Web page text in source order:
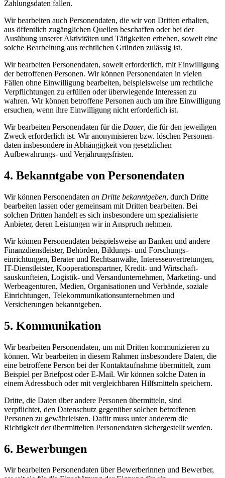
Zahlungs­daten fallen.
Wir bearbeiten auch Personen­daten, die wir von Dritten erhalten,
aus öffentlich zugänglichen Quellen beschaffen oder bei der
Ausübung unserer Aktivitäten und Tätigkeiten erheben, soweit eine
solche Bearbeitung aus rechtlichen Gründen zulässig ist.
Wir bearbeiten Personen­daten, soweit erforderlich, mit Einwilligung
der betroffenen Personen. Wir können Personen­daten in vielen
Fällen ohne Einwilligung bearbeiten, beispielsweise um rechtliche
Verpflichtungen zu erfüllen oder überwiegende Interessen zu
wahren. Wir können betroffene Personen auch um ihre Einwilligung
ersuchen, wenn ihre Einwilligung nicht erforderlich ist.
Wir bearbeiten Personen­daten für die Dauer, die für den jeweiligen
Zweck erforderlich ist. Wir anonymisieren bzw. löschen Personen­
daten insbesondere in Abhängigkeit von gesetzlichen
Aufbewahrungs- und Verjährungs­fristen.
4. Bekanntgabe von Personen­daten
Wir können Personen­daten an Dritte bekanntgeben, durch Dritte
bearbeiten lassen oder gemeinsam mit Dritten bearbeiten. Bei
solchen Dritten handelt es sich insbesondere um spezialisierte
Anbieter, deren Leistungen wir in Anspruch nehmen.
Wir können Personen­daten beispielsweise an Banken und andere
Finanz­dienstleister, Behörden, Bildungs- und Forschungs­
einrichtungen, Berater und Rechtsanwälte, Interessen­vertretungen,
IT-Dienstleister, Kooperations­partner, Kredit- und Wirtschaft­
sauskunfteien, Logistik- und Versand­unternehmen, Marketing- und
Werbe­agenturen, Medien, Organisationen und Verbände, soziale
Einrichtungen, Telekommunikations­unternehmen und
Versicherungen bekanntgeben.
5. Kommunikation
Wir bearbeiten Personendaten, um mit Dritten kommunizieren zu
können. Wir bearbeiten in diesem Rahmen insbesondere Daten, die
eine betroffene Person bei der Kontaktaufnahme übermittelt, zum
Beispiel per Briefpost oder E-Mail. Wir können solche Daten in
einem Adressbuch oder mit vergleichbaren Hilfsmitteln speichern.
Dritte, die Daten über andere Personen übermitteln, sind
verpflichtet, den Datenschutz gegenüber solchen betroffenen
Personen zu gewährleisten. Dafür muss unter anderem die
Richtigkeit der übermittelten Personendaten sichergestellt werden.
6. Bewerbungen
Wir bearbeiten Personendaten über Bewerberinnen und Bewerber,